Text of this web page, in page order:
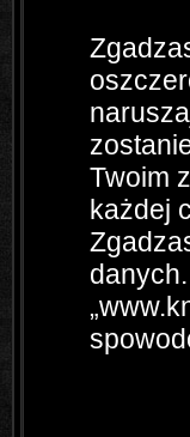
Twoim
każdej